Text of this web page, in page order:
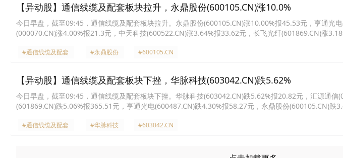
【异动股】通信线缆及配套板块拉升，永鼎股份(600105.CN)涨10.0%
今日早盘，截至09:45，通信线缆及配套板块拉升。永鼎股份(600105.CN)涨10.00%报45.53元，亨通光
(000070.CN)涨4.00%报21.3元，中天科技(600522.CN)涨3.64%报33.62元，长飞光纤(601869.CN)涨
#通信线缆及配套 #永鼎股份 #600105.CN
【异动股】通信线缆及配套板块下挫，华脉科技(603042.CN)跌5.62%
今日早盘，截至09:45，通信线缆及配套板块下挫。华脉科技(603042.CN)跌5.62%报20.82元，汇源通
(601869.CN)跌5.06%报365.51元，亨通光电(600487.CN)跌4.30%报58.27元，永鼎股份(600105.CN)跌
#通信线缆及配套 #华脉科技 #603042.CN